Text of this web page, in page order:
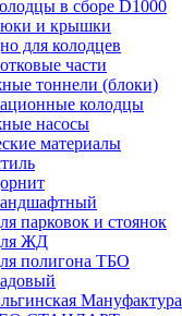
в сборе D1000
и крышки
для колодцев
части
тоннели (блоки)
колодцы
насосы
материалы
парковок и стоянок
ЖД
полигона ТБО
Мануфактура